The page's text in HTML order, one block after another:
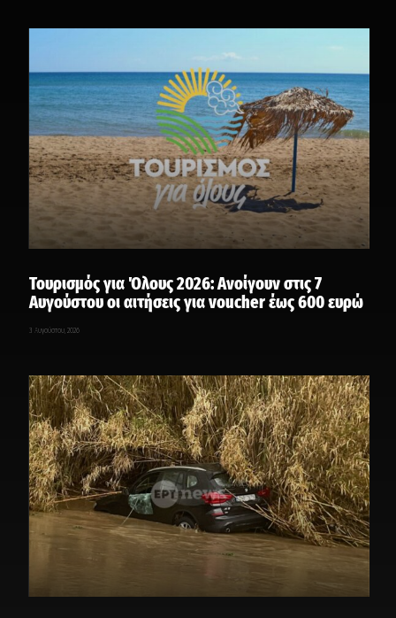
Τουρισμός για Όλους 2026: Ανοίγουν στις 7
Αυγούστου οι αιτήσεις για voucher έως 600 ευρώ
3 Αυγούστου, 2026